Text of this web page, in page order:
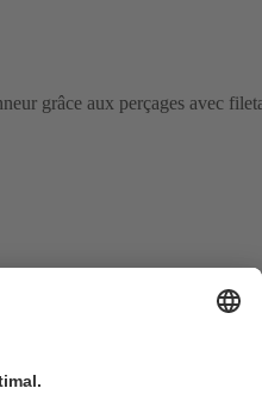
grâce aux perçages avec